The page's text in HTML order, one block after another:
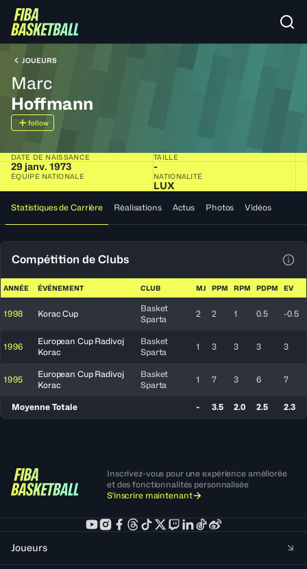
JOUEURS
Marc
Hoffmann
follow
DATE DE NAISSANCE
29 janv. 1973
TAILLE
-
ÉQUIPE NATIONALE NATIONALITÉ
LUX
Statistiques de Carrière Réalisations Actus Photos Vidéos
Compétition de Clubs
ANNÉE ÉVÉNEMENT CLUB MJ PPM RPM PDPM EV
1998 Korac Cup
Basket
Sparta
2 2 1 0.5 -0.5
1996
European Cup Radivoj
Korac
Basket
Sparta
1 3 3 3 3
1995
European Cup Radivoj
Korac
Basket
Sparta
1 7 3 6 7
Moyenne Totale - 3.5 2.0 2.5 2.3
Inscrivez-vous pour une expérience améliorée
et des fonctionnalités personnalisée
S'inscrire maintenant
Joueurs